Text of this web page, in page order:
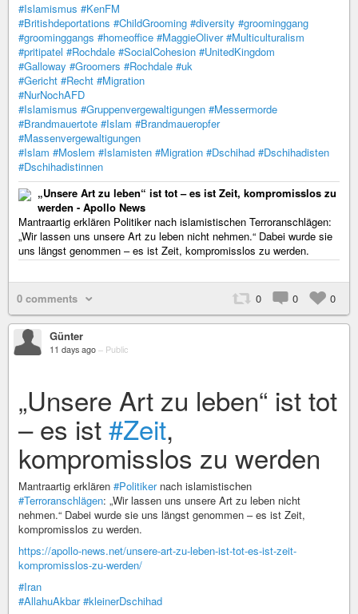
#Islamismus #KenFM
#Britishdeportations #ChildGrooming #diversity #groominggang
#groominggangs #homeoffice #MaggieOliver #Multiculturalism
#pritipatel #Rochdale #SocialCohesion #UnitedKingdom
#Galloway #Groomers #Rochdale #uk
#Gericht #Recht #Migration
#NurNochAFD
#Islamismus #Gruppenvergewaltigungen #Messermorde
#Brandmauertote #Islam #Brandmaueropfer
#Massenvergewaltigungen
#Islam #Moslem #Islamisten #Migration #Dschihad #Dschihadisten
#Dschihadistinnen
„Unsere Art zu leben“ ist tot – es ist Zeit, kompromisslos zu
werden - Apollo News
Mantraartig erklären Politiker nach islamistischen Terroranschlägen:
„Wir lassen uns unsere Art zu leben nicht nehmen.“ Dabei wurde sie
uns längst genommen – es ist Zeit, kompromisslos zu werden.
0 comments 0 0 0
Günter
11 days ago – Public
„Unsere Art zu leben“ ist tot
– es ist#Zeit,
kompromisslos zu werden
Mantraartig erklären #Politikernach islamistischen
#Terroranschlägen: „Wir lassen uns unsere Art zu leben nicht
nehmen.“ Dabei wurde sie uns längst genommen – es ist Zeit,
kompromisslos zu werden.
https://apollo-news.net/unsere-art-zu-leben-ist-tot-es-ist-zeit-
kompromisslos-zu-werden/
#Iran
#AllahuAkbar #kleinerDschihad